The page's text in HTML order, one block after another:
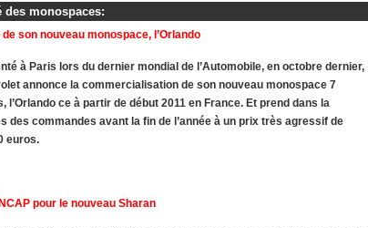
des monospaces:
son nouveau monospace, l’Orlando
à Paris lors du dernier mondial de l’Automobile, en octobre dernier,
annonce la commercialisation de son nouveau monospace 7
l’Orlando ce à partir de début 2011 en France. Et prend dans la
des commandes avant la fin de l’année à un prix très agressif de
euros.
pour le nouveau Sharan